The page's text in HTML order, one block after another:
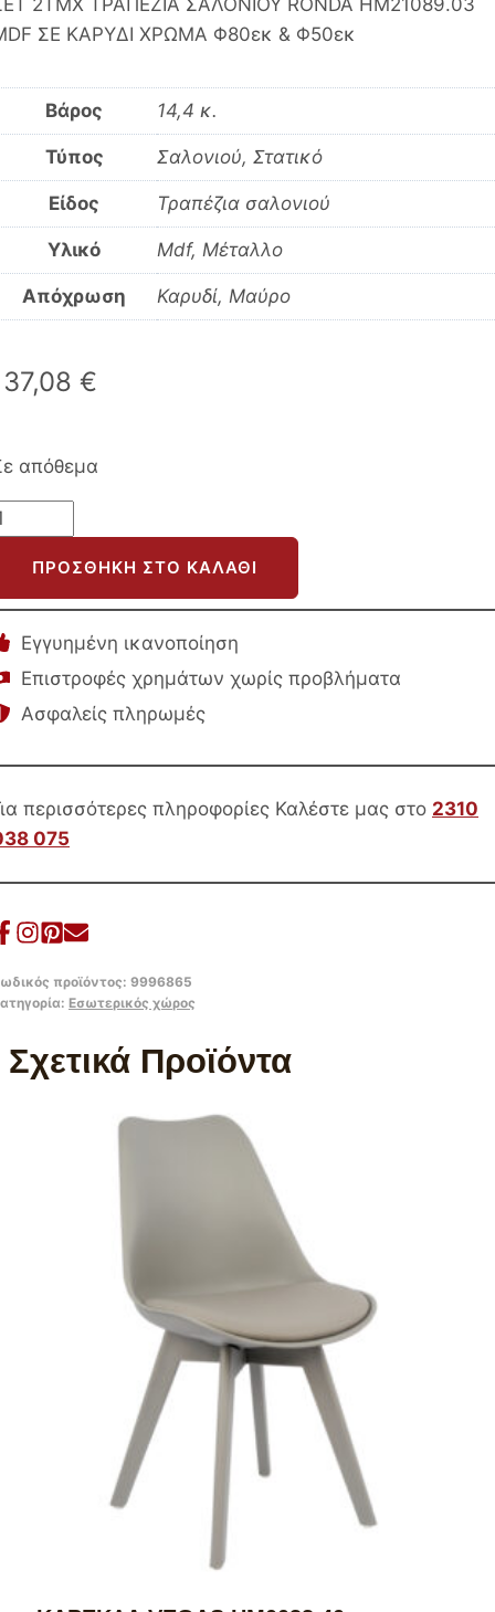
ΣΕ ΚΑΡΥΔΙ ΧΡΩΜΑ Φ80εκ & Φ50εκ
Βάρος 14,4 κ.
Τύπος Σαλονιού, Στατικό
Είδος Τραπέζια σαλονιού
Υλικό Mdf, Μέταλλο
Απόχρωση Καρυδί, Μαύρο
€
απόθεμα
ΠΡΟΣΘΉΚΗ ΣΤΟ ΚΑΛΆΘΙ
Εγγυημένη ικανοποίηση
Επιστροφές χρημάτων χωρίς προβλήματα
Ασφαλείς πληρωμές
περισσότερες πληροφορίες Καλέστε μας στο 2310
075
προϊόντος: 9996865
Εσωτερικός χώρος
Σχετικά Προϊόντα